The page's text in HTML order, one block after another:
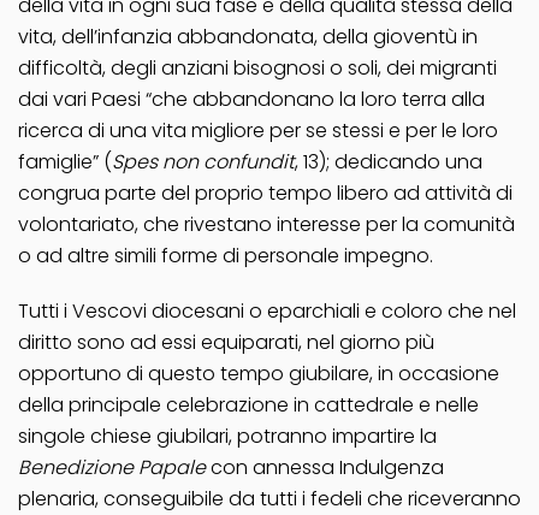
vita, dell’infanzia abbandonata, della gioventù in
difficoltà, degli anziani bisognosi o soli, dei migranti
dai vari Paesi “che abbandonano la loro terra alla
ricerca di una vita migliore per se stessi e per le loro
famiglie” (Spes non confundit, 13); dedicando una
congrua parte del proprio tempo libero ad attività di
volontariato, che rivestano interesse per la comunità
o ad altre simili forme di personale impegno.
Tutti i Vescovi diocesani o eparchiali e coloro che nel
diritto sono ad essi equiparati, nel giorno più
opportuno di questo tempo giubilare, in occasione
della principale celebrazione in cattedrale e nelle
singole chiese giubilari, potranno impartire la
Benedizione Papalecon annessa Indulgenza
plenaria, conseguibile da tutti i fedeli che riceveranno